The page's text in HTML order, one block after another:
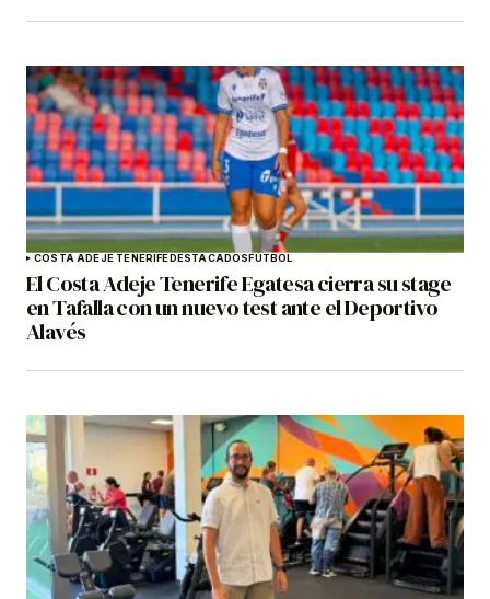
COSTA ADEJE TENERIFEDESTACADOSFÚTBOL
El Costa Adeje Tenerife Egatesa cierra su stage
en Tafalla con un nuevo test ante el Deportivo
Alavés